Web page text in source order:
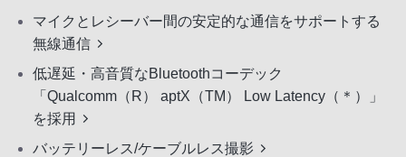
マイクとレシーバー間の安定的な通信をサポートする
無線通信
低遅延・高音質なBluetoothコーデック
「Qualcomm（R） aptX（TM） Low Latency（＊）」
を採用
バッテリーレス/ケーブルレス撮影